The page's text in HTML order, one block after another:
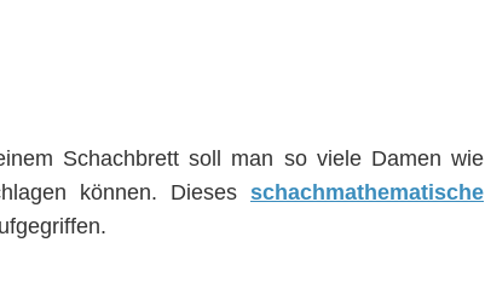
Schachbrett soll man so viele Damen wie
können. Dieses schachmathematische